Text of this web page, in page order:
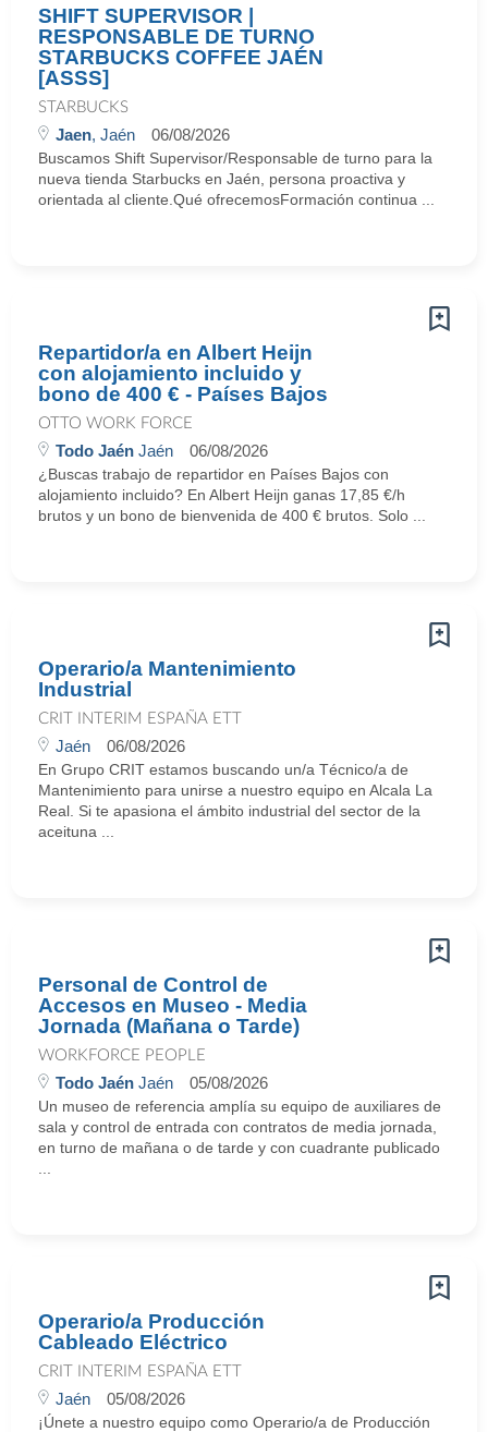
SHIFT SUPERVISOR |
RESPONSABLE DE TURNO
STARBUCKS COFFEE JAÉN
[ASSS]
STARBUCKS
Jaen, Jaén 06/08/2026
Buscamos Shift Supervisor/Responsable de turno para la
nueva tienda Starbucks en Jaén, persona proactiva y
orientada al cliente.Qué ofrecemosFormación continua ...
Repartidor/a en Albert Heijn
con alojamiento incluido y
bono de 400 € - Países Bajos
OTTO WORK FORCE
Todo Jaén Jaén 06/08/2026
¿Buscas trabajo de repartidor en Países Bajos con
alojamiento incluido? En Albert Heijn ganas 17,85 €/h
brutos y un bono de bienvenida de 400 € brutos. Solo ...
Operario/a Mantenimiento
Industrial
CRIT INTERIM ESPAÑA ETT
Jaén 06/08/2026
En Grupo CRIT estamos buscando un/a Técnico/a de
Mantenimiento para unirse a nuestro equipo en Alcala La
Real. Si te apasiona el ámbito industrial del sector de la
aceituna ...
Personal de Control de
Accesos en Museo - Media
Jornada (Mañana o Tarde)
WORKFORCE PEOPLE
Todo Jaén Jaén 05/08/2026
Un museo de referencia amplía su equipo de auxiliares de
sala y control de entrada con contratos de media jornada,
en turno de mañana o de tarde y con cuadrante publicado
Operario/a Producción
Cableado Eléctrico
CRIT INTERIM ESPAÑA ETT
Jaén 05/08/2026
¡Únete a nuestro equipo como Operario/a de Producción